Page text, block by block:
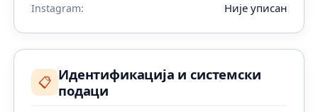
Instagram: Није уписан
📋 Идентификација и системски
подаци